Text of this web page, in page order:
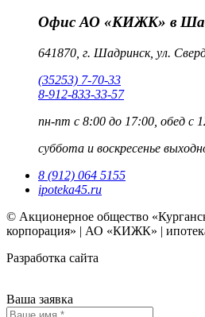
Офис АО «КИЖК» в
641870, г. Шадринск, ул.
(35253) 7-70-33
8-912-833-33-57
пн-пт с 8:00 до 17:00, обед с
суббота и воскресенье
8 (912) 064 5155
ipoteka45.ru
© Акционерное общество
корпорация» | АО «КИЖК» |
Разработка сайта
Ваша заявка